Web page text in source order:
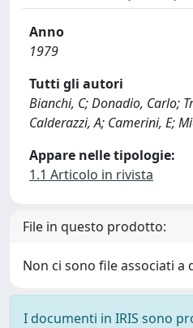
Anno
1979
Tutti gli autori
Bianchi, C; Donadio, Carlo;
Calderazzi, A; Camerini, E;
Appare nelle tipologie:
1.1 Articolo in rivista
File in questo prodotto:
Non ci sono file associati
I documenti in IRIS sono